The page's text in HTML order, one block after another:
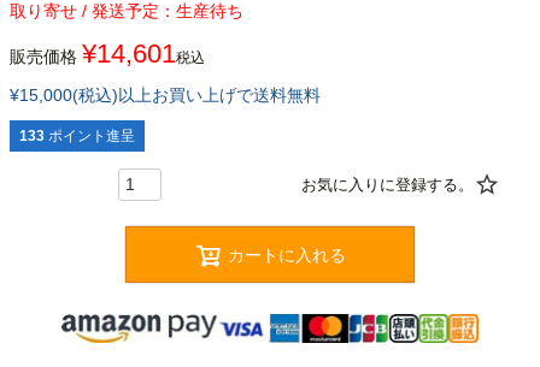
生産待ち
販売価格 ¥14,601税込
¥15,000(税込)以上お買い上げで送料無料
133 ポイント進呈
カートに入れる